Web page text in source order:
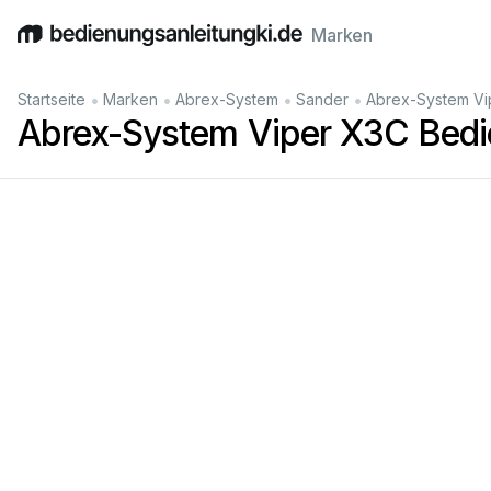
EnglishDeutschEspañolItalianoFrançais
Marken
Startseite • Marken • Abrex-System • Sander • Abrex-System
Abrex-System Viper X3C